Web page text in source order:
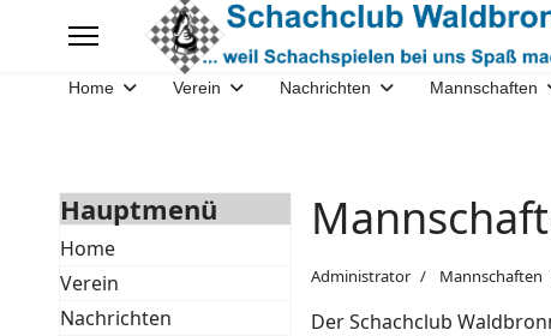
Home Verein Nachrichten Mannschaften
Hauptmenü
Home
Verein
Nachrichten
Administrator Mannschaften
Der Schachclub